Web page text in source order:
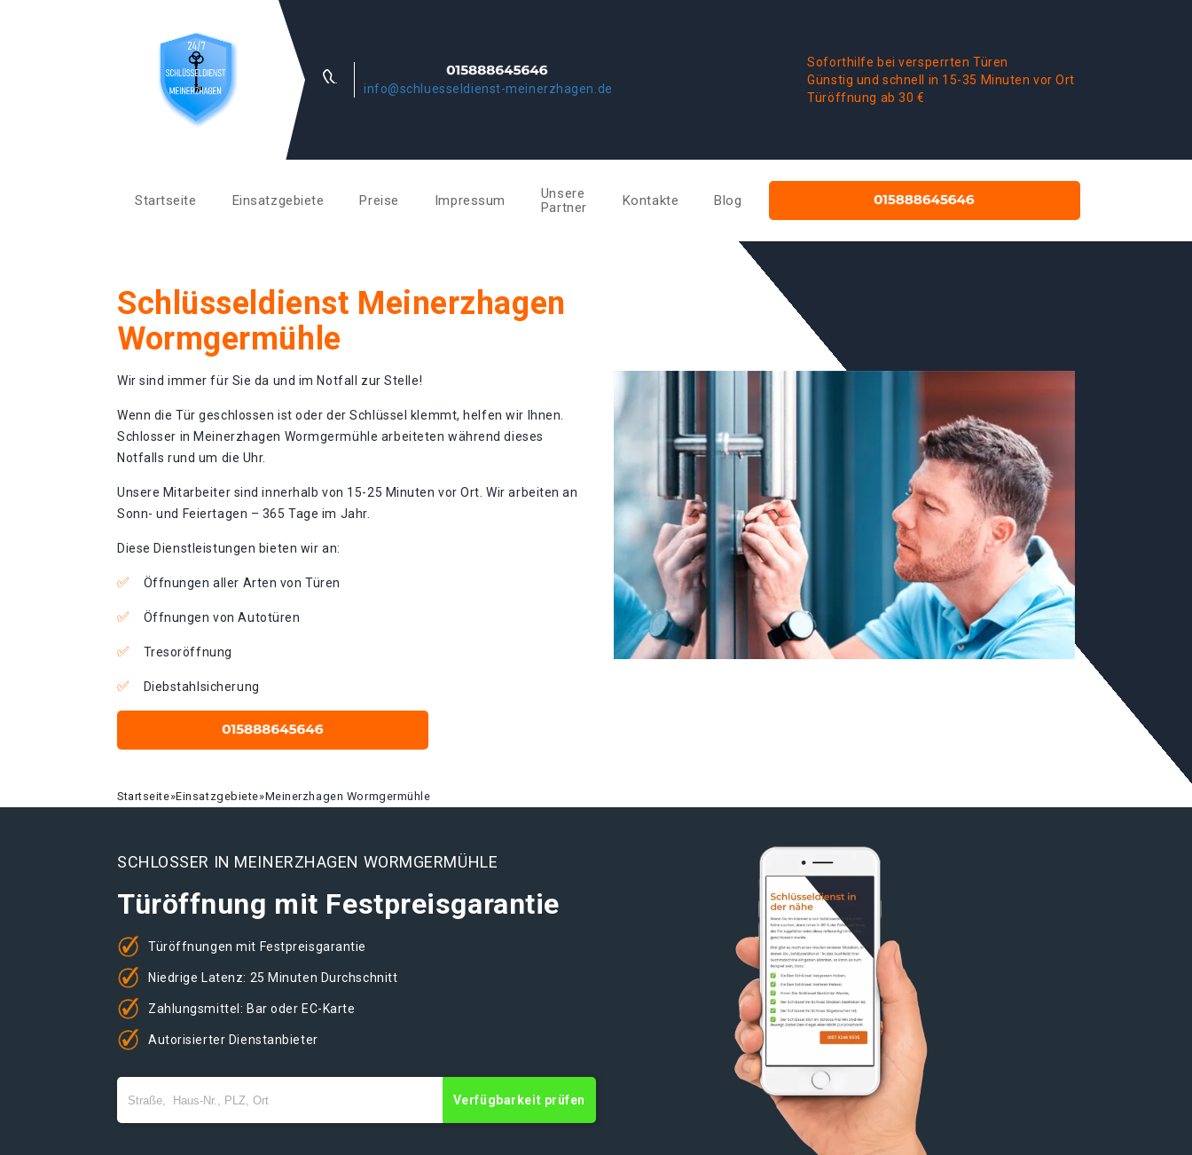
info@schluesseldienst-meinerzhagen.de
Soforthilfe bei versperrten Türen
Günstig und schnell in 15-35 Minuten vor Ort
Türöffnung ab 30 €
Startseite Einsatzgebiete Preise Impressum
Unsere
Partner
Kontakte Blog
Schlüsseldienst Meinerzhagen
Wormgermühle
Wir sind immer für Sie da und im Notfall zur Stelle!
Wenn die Tür geschlossen ist oder der Schlüssel klemmt, helfen wir Ihnen.
Schlosser in Meinerzhagen Wormgermühle arbeiteten während dieses
Notfalls rund um die Uhr.
Unsere Mitarbeiter sind innerhalb von 15-25 Minuten vor Ort. Wir arbeiten an
Sonn- und Feiertagen – 365 Tage im Jahr.
Diese Dienstleistungen bieten wir an:
Öffnungen aller Arten von Türen
Öffnungen von Autotüren
Tresoröffnung
Diebstahlsicherung
Startseite»Einsatzgebiete»Meinerzhagen Wormgermühle
SCHLOSSER IN MEINERZHAGEN WORMGERMÜHLE
Türöffnung mit Festpreisgarantie
Türöffnungen mit Festpreisgarantie
Niedrige Latenz: 25 Minuten Durchschnitt
Zahlungsmittel: Bar oder EC-Karte
Autorisierter Dienstanbieter
Verfügbarkeit prüfen